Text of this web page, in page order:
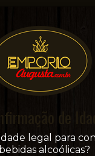
conveniência e adega on-
de Idade
legal para
bebidas alcoólicas?